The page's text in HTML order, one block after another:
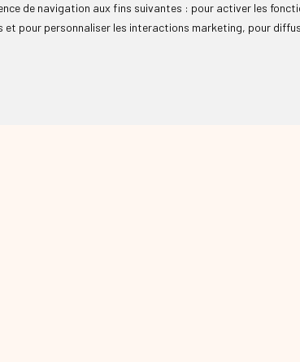
de navigation aux fins suivantes : pour activer les
pour personnaliser les interactions marketing, pour